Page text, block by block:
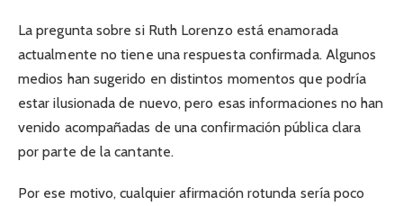
La pregunta sobre si Ruth Lorenzo está enamorada
actualmente no tiene una respuesta confirmada. Algunos
medios han sugerido en distintos momentos que podría
estar ilusionada de nuevo, pero esas informaciones no han
venido acompañadas de una confirmación pública clara
por parte de la cantante.
Por ese motivo, cualquier afirmación rotunda sería poco